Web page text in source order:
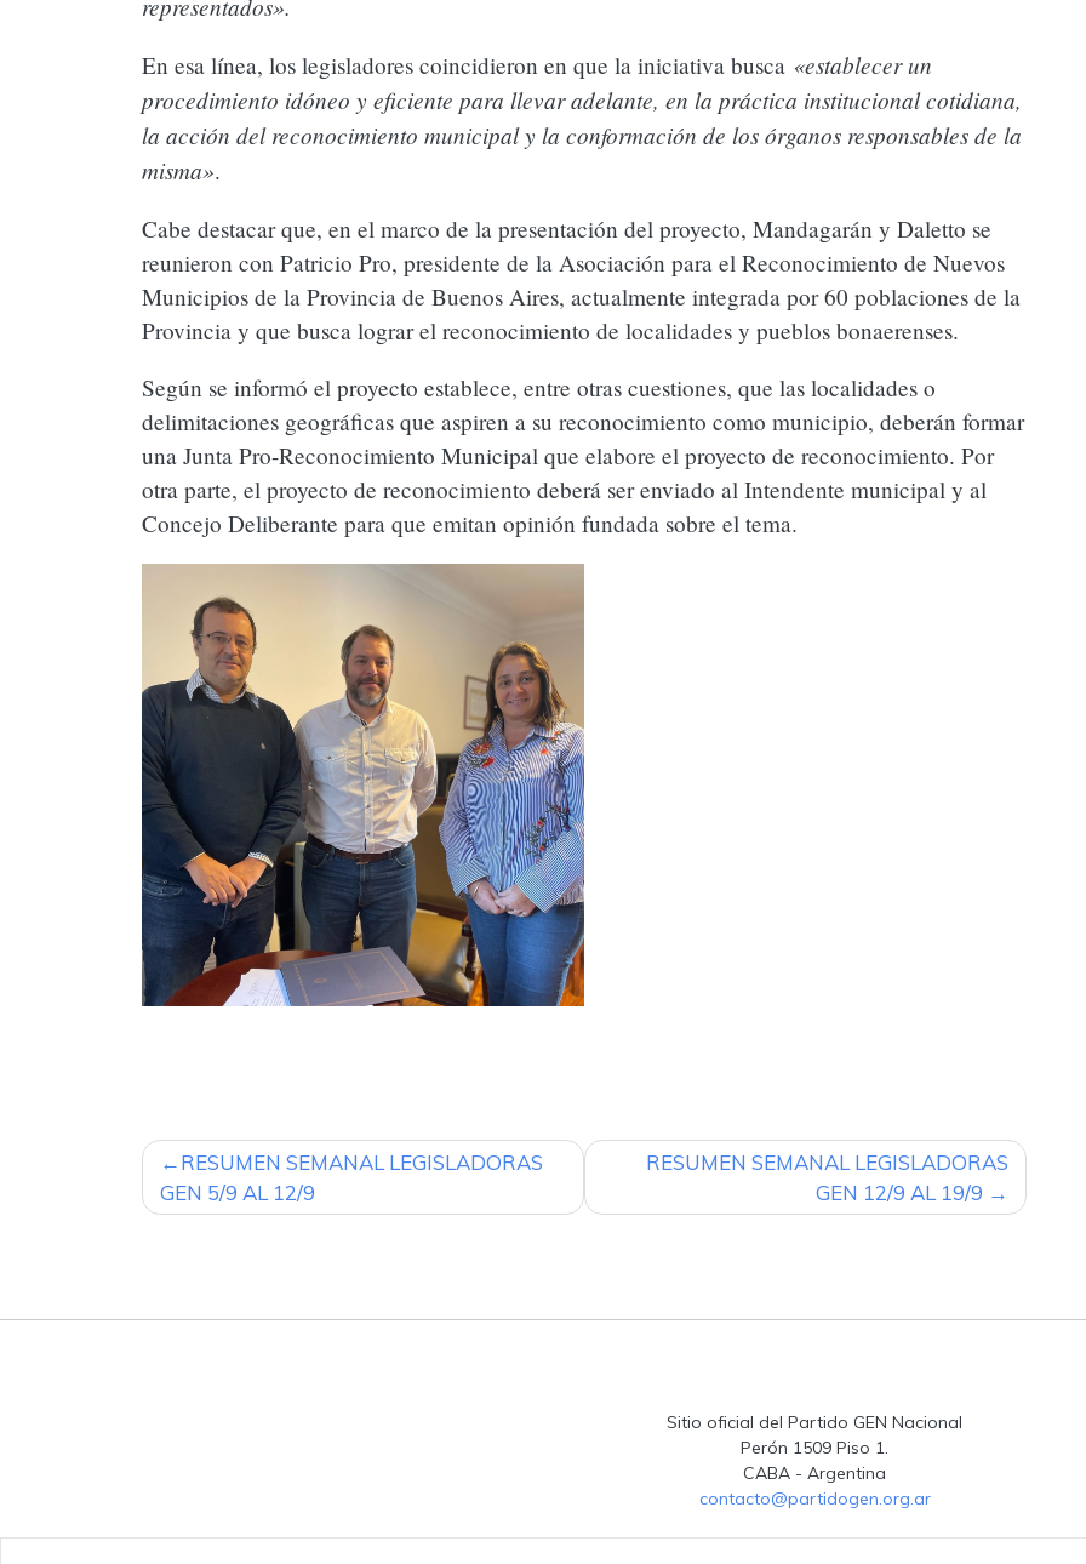
representados».
En esa línea, los legisladores coincidieron en que la iniciativa busca «establecer un
procedimiento idóneo y eficiente para llevar adelante, en la práctica institucional cotidiana,
la acción del reconocimiento municipal y la conformación de los órganos responsables de la
misma».
Cabe destacar que, en el marco de la presentación del proyecto, Mandagarán y Daletto se
reunieron con Patricio Pro, presidente de la Asociación para el Reconocimiento de Nuevos
Municipios de la Provincia de Buenos Aires, actualmente integrada por 60 poblaciones de la
Provincia y que busca lograr el reconocimiento de localidades y pueblos bonaerenses.
Según se informó el proyecto establece, entre otras cuestiones, que las localidades o
delimitaciones geográficas que aspiren a su reconocimiento como municipio, deberán formar
una Junta Pro-Reconocimiento Municipal que elabore el proyecto de reconocimiento. Por
otra parte, el proyecto de reconocimiento deberá ser enviado al Intendente municipal y al
Concejo Deliberante para que emitan opinión fundada sobre el tema.
NAVEGACIÓN
DE
RESUMEN SEMANAL LEGISLADORAS
GEN 5/9 AL 12/9
RESUMEN SEMANAL LEGISLADORAS
GEN 12/9 AL 19/9
para Celíacos
Sitio oficial del Partido GEN Nacional
Perón 1509 Piso 1.
CABA - Argentina
contacto@partidogen.org.ar